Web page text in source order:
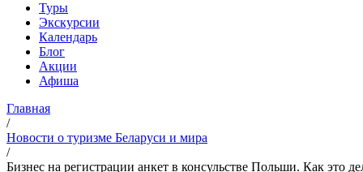
Туры
Экскурсии
Календарь
Блог
Акции
Афиша
Главная
/
Новости о туризме Беларуси и мира
/
Бизнес на регистрации анкет в консульстве Польши. Как это